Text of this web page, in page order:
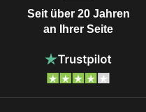
Seit über 20 Jahren
an Ihrer Seite